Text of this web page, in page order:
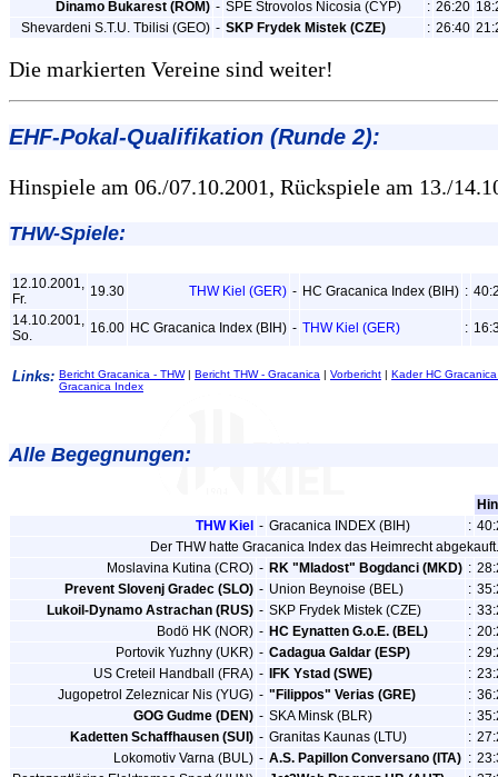
Dinamo Bukarest (ROM) - SPE Strovolos Nicosia (CYP) : 26:20
Shevardeni S.T.U. Tbilisi (GEO) - SKP Frydek Mistek (CZE) : 26:40
Die markierten Vereine sind weiter!
EHF-Pokal-Qualifikation (Runde 2):
Hinspiele am 06./07.10.2001, Rückspiele am 13./
THW-Spiele:
12.10.2001,
Fr.
19.30 THW Kiel (GER) - HC Gracanica Index (BIH) :
14.10.2001,
So.
16.00 HC Gracanica Index (BIH) - THW Kiel (GER) :
Links: Bericht Gracanica - THW| Bericht THW - Gracanica | Vorbericht | Kader HC
Gracanica Index
Alle Begegnungen:
Hin
THW Kiel - Gracanica INDEX (BIH) :
Der THW hatte Gracanica Index das Heimrecht abgekauft.
Moslavina Kutina (CRO) - RK "Mladost" Bogdanci (MKD) :
Prevent Slovenj Gradec (SLO) - Union Beynoise (BEL) :
Lukoil-Dynamo Astrachan (RUS) - SKP Frydek Mistek (CZE) :
Bodö HK (NOR) - HC Eynatten G.o.E. (BEL) :
Portovik Yuzhny (UKR) - Cadagua Galdar (ESP) :
US Creteil Handball (FRA) - IFK Ystad (SWE) :
Jugopetrol Zeleznicar Nis (YUG) - "Filippos" Verias (GRE) :
GOG Gudme (DEN) - SKA Minsk (BLR) :
Kadetten Schaffhausen (SUI) - Granitas Kaunas (LTU) :
Lokomotiv Varna (BUL) - A.S. Papillon Conversano (ITA) :